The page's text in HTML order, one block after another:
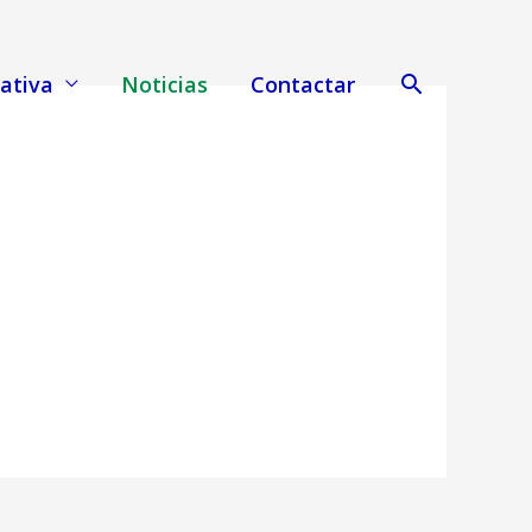
Noticias Contactar Buscar